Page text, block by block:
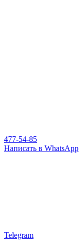
477-54-85
Написать в WhatsApp
Telegram